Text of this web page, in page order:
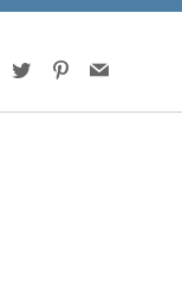
Facebook
TwitterPinterest
Email